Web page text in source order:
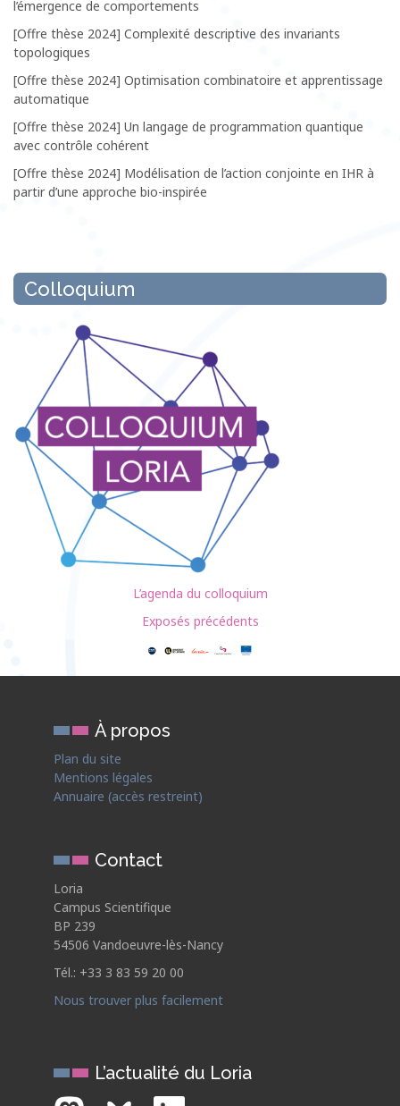
l’émergence de comportements
[Offre thèse 2024] Complexité descriptive des invariants
topologiques
[Offre thèse 2024] Optimisation combinatoire et apprentissage
automatique
[Offre thèse 2024] Un langage de programmation quantique
avec contrôle cohérent
[Offre thèse 2024] Modélisation de l’action conjointe en IHR à
partir d’une approche bio-inspirée
Colloquium
L’agenda du colloquium
Exposés précédents
À propos
Plan du site
Mentions légales
Annuaire (accès restreint)
Contact
Loria
Campus Scientifique
BP 239
54506 Vandoeuvre-lès-Nancy
Tél.: +33 3 83 59 20 00
Nous trouver plus facilement
L’actualité du Loria